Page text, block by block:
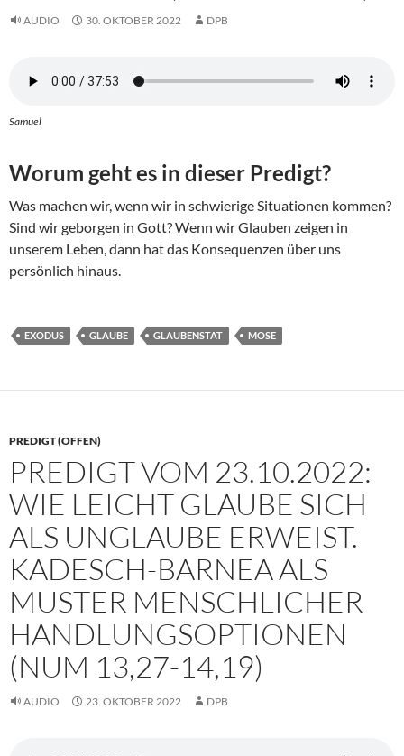
AUDIO 30. OKTOBER 2022 DPB
Samuel
Worum geht es in dieser Predigt?
Was machen wir, wenn wir in schwierige Situationen kommen?
Sind wir geborgen in Gott? Wenn wir Glauben zeigen in
unserem Leben, dann hat das Konsequenzen über uns
persönlich hinaus.
EXODUS GLAUBE GLAUBENSTAT MOSE
PREDIGT (OFFEN)
PREDIGT VOM 23.10.2022:
WIE LEICHT GLAUBE SICH
ALS UNGLAUBE ERWEIST.
KADESCH-BARNEA ALS
MUSTER MENSCHLICHER
HANDLUNGSOPTIONEN
(NUM 13,27-14,19)
AUDIO 23. OKTOBER 2022 DPB